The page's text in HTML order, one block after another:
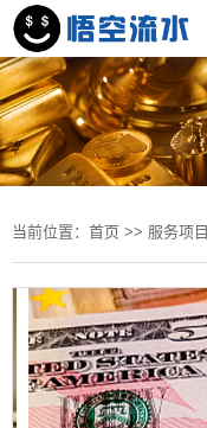
当前位置： 首页 >> 服务项目